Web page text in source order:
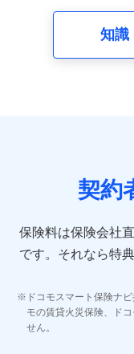
8.取引先個人情報
取引先としての選
10.受託業務の 個
11.マイカー通勤
ビスに関してのお
各種お問い合わせに
当社のサービスに関
をお送りするため
知識
契約
保険料は保険会社
です。 それなら特
ドコモスマート保険ナ
モの賃貸火災保険、ド
せん。